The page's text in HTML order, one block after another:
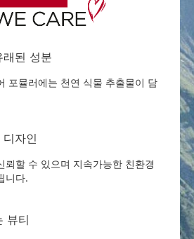
래된 성분
포뮬러에는 천연 식물 추출물이 담
자인
뢰할 수 있으며 지속가능한 친환경
니다.
뷰티